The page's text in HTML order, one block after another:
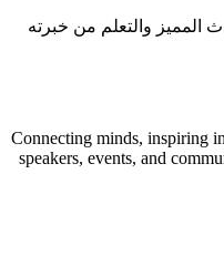
المميز والتعلم من خبرته
Connecting minds, inspiring
speakers, events, and